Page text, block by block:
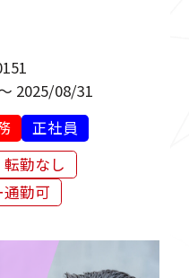
2025/08/31
正社員
転勤なし
勤可